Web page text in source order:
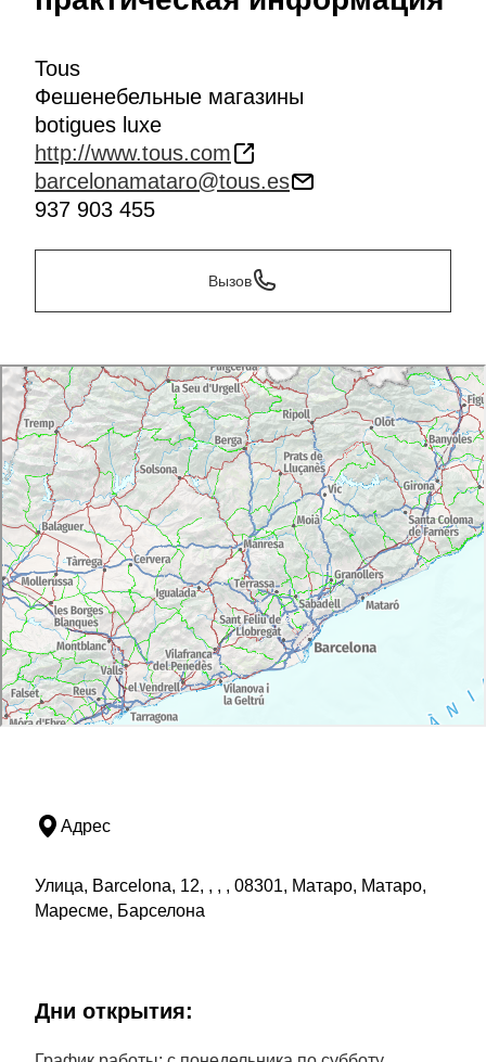
Tous
Фешенебельные магазины
botigues luxe
http://www.tous.com
barcelonamataro@tous.es
937 903 455
Вызов
Адрес
Улица, Barcelona, 12, , , , 08301, Матаро, Матаро,
Маресме, Барселона
Дни открытия: